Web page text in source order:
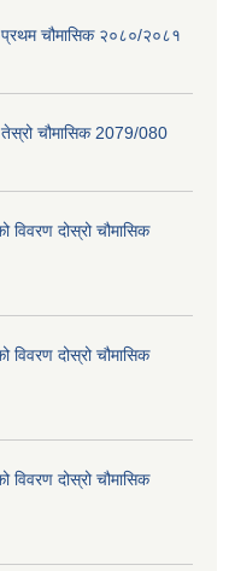
प्रथम चौमासिक २०८०/२०८१
तेस्रो चौमासिक 2079/080
विवरण दोस्रो चौमासिक
विवरण दोस्रो चौमासिक
विवरण दोस्रो चौमासिक